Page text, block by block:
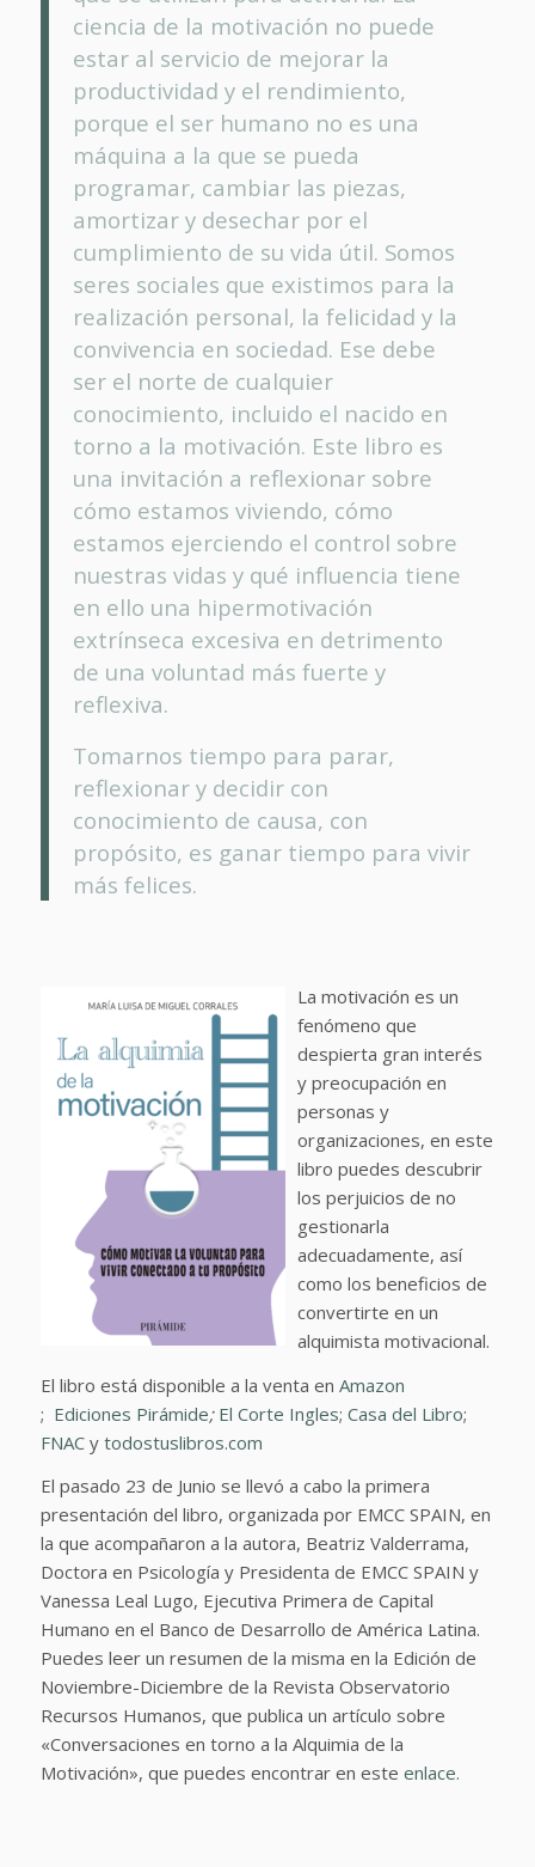
ciencia de la motivación no puede
estar al servicio de mejorar la
productividad y el rendimiento,
porque el ser humano no es una
máquina a la que se pueda
programar, cambiar las piezas,
amortizar y desechar por el
cumplimiento de su vida útil. Somos
seres sociales que existimos para la
realización personal, la felicidad y la
convivencia en sociedad. Ese debe
ser el norte de cualquier
conocimiento, incluido el nacido en
torno a la motivación. Este libro es
una invitación a reflexionar sobre
cómo estamos viviendo, cómo
estamos ejerciendo el control sobre
nuestras vidas y qué influencia tiene
en ello una hipermotivación
extrínseca excesiva en detrimento
de una voluntad más fuerte y
reflexiva.
Tomarnos tiempo para parar,
reflexionar y decidir con
conocimiento de causa, con
propósito, es ganar tiempo para vivir
más felices.
La motivación es un
fenómeno que
despierta gran interés
y preocupación en
personas y
organizaciones, en este
libro puedes descubrir
los perjuicios de no
gestionarla
adecuadamente, así
como los beneficios de
convertirte en un
alquimista motivacional.
El libro está disponible a la venta en Amazon
; Ediciones Pirámide; El Corte Ingles; Casa del Libro;
FNACy todostuslibros.com
El pasado 23 de Junio se llevó a cabo la primera
presentación del libro, organizada por EMCC SPAIN, en
la que acompañaron a la autora, Beatriz Valderrama,
Doctora en Psicología y Presidenta de EMCC SPAIN y
Vanessa Leal Lugo, Ejecutiva Primera de Capital
Humano en el Banco de Desarrollo de América Latina.
Puedes leer un resumen de la misma en la Edición de
Noviembre-Diciembre de la Revista Observatorio
Recursos Humanos, que publica un artículo sobre
«Conversaciones en torno a la Alquimia de la
Motivación», que puedes encontrar en este enlace.